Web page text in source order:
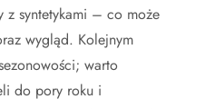
z syntetykami – co może
wygląd. Kolejnym
warto
do pory roku i